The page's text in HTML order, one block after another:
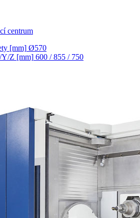
centrum
[mm] Ø570
Y/Z [mm] 600 / 855 / 750